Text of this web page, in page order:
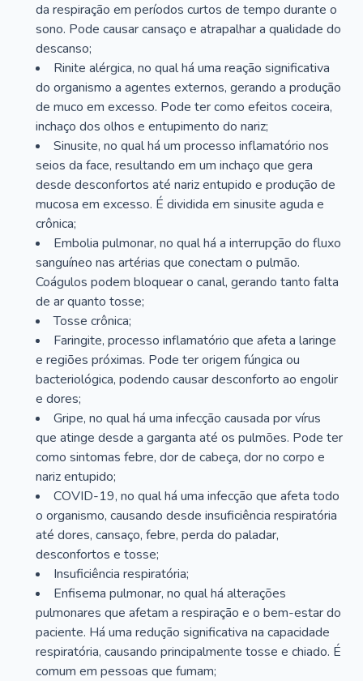
da respiração em períodos curtos de tempo durante o
sono. Pode causar cansaço e atrapalhar a qualidade do
descanso;
Rinite alérgica, no qual há uma reação significativa
do organismo a agentes externos, gerando a produção
de muco em excesso. Pode ter como efeitos coceira,
inchaço dos olhos e entupimento do nariz;
Sinusite, no qual há um processo inflamatório nos
seios da face, resultando em um inchaço que gera
desde desconfortos até nariz entupido e produção de
mucosa em excesso. É dividida em sinusite aguda e
crônica;
Embolia pulmonar, no qual há a interrupção do fluxo
sanguíneo nas artérias que conectam o pulmão.
Coágulos podem bloquear o canal, gerando tanto falta
de ar quanto tosse;
Tosse crônica;
Faringite, processo inflamatório que afeta a laringe
e regiões próximas. Pode ter origem fúngica ou
bacteriológica, podendo causar desconforto ao engolir
e dores;
Gripe, no qual há uma infecção causada por vírus
que atinge desde a garganta até os pulmões. Pode ter
como sintomas febre, dor de cabeça, dor no corpo e
nariz entupido;
COVID-19, no qual há uma infecção que afeta todo
o organismo, causando desde insuficiência respiratória
até dores, cansaço, febre, perda do paladar,
desconfortos e tosse;
Insuficiência respiratória;
Enfisema pulmonar, no qual há alterações
pulmonares que afetam a respiração e o bem-estar do
paciente. Há uma redução significativa na capacidade
respiratória, causando principalmente tosse e chiado. É
comum em pessoas que fumam;